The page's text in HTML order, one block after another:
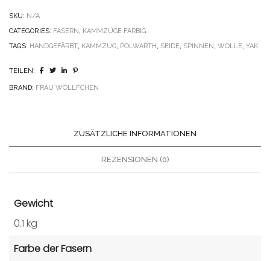
quantity
SKU: N/A
CATEGORIES: FASERN , KAMMZÜGE FARBIG
TAGS: HANDGEFÄRBT, KAMMZUG, POLWARTH , SEIDE, SPINNEN , WOLLE, YAK
TEILEN:
BRAND: FRAU WÖLLFCHEN
ZUSÄTZLICHE INFORMATIONEN
REZENSIONEN (0)
Gewicht
0.1 kg
Farbe der Fasern